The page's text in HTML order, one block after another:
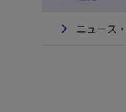
ニュース